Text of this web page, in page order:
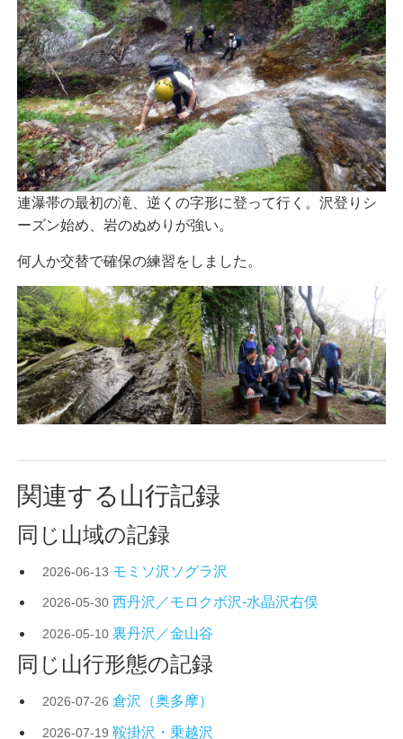
連瀑帯の最初の滝、逆くの字形に登って行く。沢登りシ
ーズン始め、岩のぬめりが強い。
何人か交替で確保の練習をしました。
関連する山行記録
同じ山域の記録
2026-06-13 モミソ沢ソグラ沢
2026-05-30 西丹沢／モロクボ沢-水晶沢右俣
2026-05-10 裏丹沢／金山谷
同じ山行形態の記録
2026-07-26 倉沢（奥多摩）
2026-07-19 鞍掛沢・乗越沢